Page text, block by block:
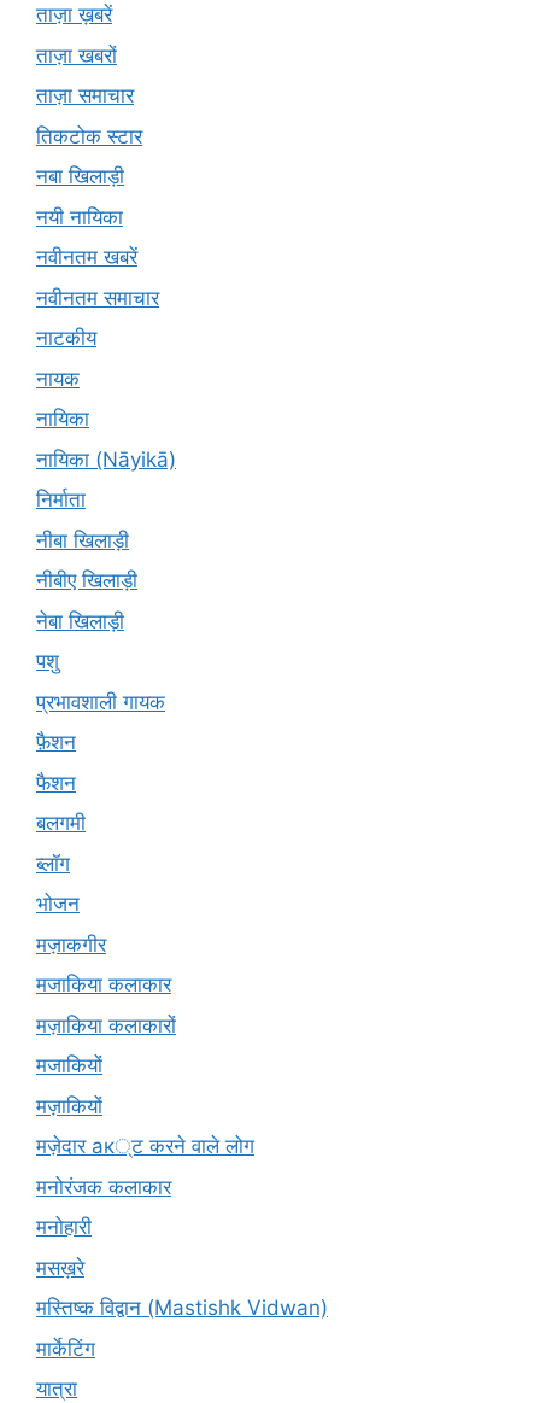
ताज़ा ख़बरें
ताज़ा खबरों
ताज़ा समाचार
तिकटोक स्टार
नबा खिलाड़ी
नयी नायिका
नवीनतम खबरें
नवीनतम समाचार
नाटकीय
नायक
नायिका
नायिका (Nāyikā)
निर्माता
नीबा खिलाड़ी
नीबीए खिलाड़ी
नेबा खिलाड़ी
पशु
प्रभावशाली गायक
फ़ैशन
फैशन
बलगमी
ब्लॉग
भोजन
मज़ाकगीर
मजाकिया कलाकार
मज़ाकिया कलाकारों
मजाकियों
मज़ाकियों
मज़ेदार ак्ट करने वाले लोग
मनोरंजक कलाकार
मनोहारी
मसख़रे
मस्तिष्क विद्वान (Mastishk Vidwan)
मार्केटिंग
यात्रा